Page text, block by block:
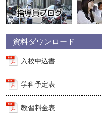
資料ダウンロード
入校申込書
学科予定表
教習料金表